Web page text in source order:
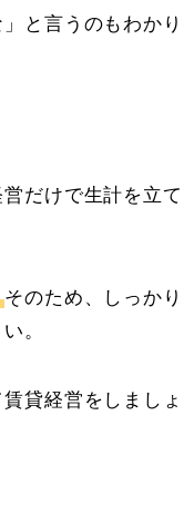
と言うのもわかり
だけで生計を立て
そのため、しっかり
。
貸経営をしましょ